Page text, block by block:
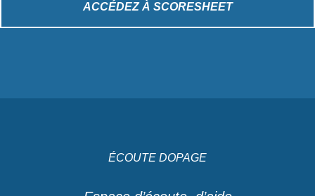
ACCÉDEZ À SCORESHEET
ÉCOUTE DOPAGE